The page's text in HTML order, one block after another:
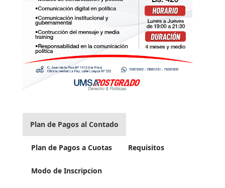
Plan de Pagos al Contado
Plan de Pagos a Cuotas Requisitos
Modo de Inscripcion